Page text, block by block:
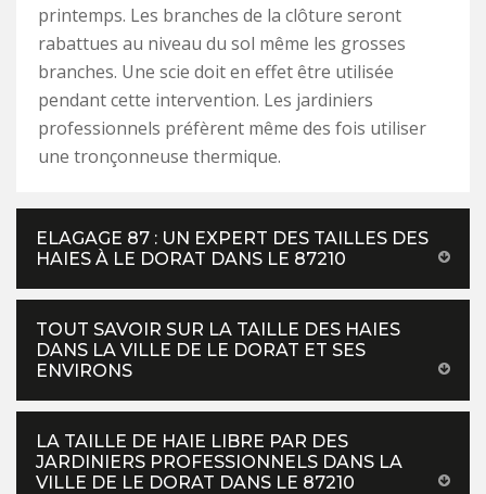
printemps. Les branches de la clôture seront
rabattues au niveau du sol même les grosses
branches. Une scie doit en effet être utilisée
pendant cette intervention. Les jardiniers
professionnels préfèrent même des fois utiliser
une tronçonneuse thermique.
ELAGAGE 87 : UN EXPERT DES TAILLES DES
HAIES À LE DORAT DANS LE 87210
TOUT SAVOIR SUR LA TAILLE DES HAIES
DANS LA VILLE DE LE DORAT ET SES
ENVIRONS
LA TAILLE DE HAIE LIBRE PAR DES
JARDINIERS PROFESSIONNELS DANS LA
VILLE DE LE DORAT DANS LE 87210